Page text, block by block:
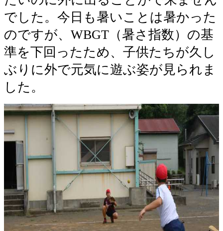
でした。今日も暑いことは暑かった
のですが、WBGT（暑さ指数）の基
準を下回ったため、子供たちが久し
ぶりに外で元気に遊ぶ姿が見られま
した。